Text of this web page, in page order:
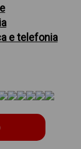
e telefonia